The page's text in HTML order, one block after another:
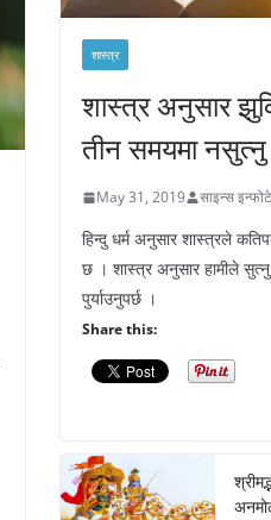
शास्त्र
शास्त्र अनुसार
तीन समयमा नसुत्नु
May 31, 2019 साइन्स
हिन्दु धर्म अनुसार शास्त्रले
छ । शास्त्र अनुसार हामीले सुत्नु
पुर्याउनुपर्छ ।
Share this: